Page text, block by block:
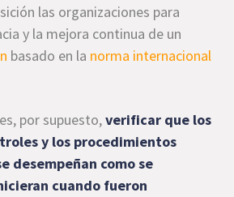
las organizaciones para
y la mejora continua de un
basado en la norma internacional
por supuesto,verificar que los
y los procedimientos
desempeñan como se
cuando fueron